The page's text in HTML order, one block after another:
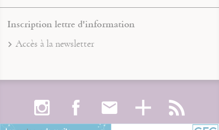
Inscription lettre d'information
Accès à la newsletter